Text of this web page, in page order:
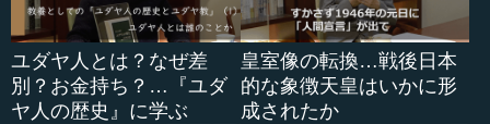
ユダヤ人とは？なぜ差
別？お金持ち？…『ユダ
ヤ人の歴史』に学ぶ
皇室像の転換…戦後日本
的な象徴天皇はいかに形
成されたか